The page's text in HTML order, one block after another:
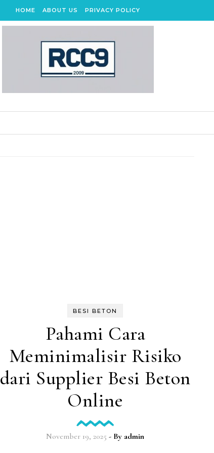
HOME ABOUT US PRIVACY POLICY
BESI BETON
Pahami Cara
Meminimalisir Risiko
dari Supplier Besi Beton
Online
November 19, 2025 - By admin